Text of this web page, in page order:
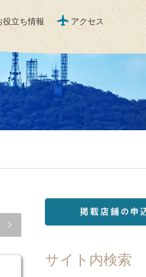
役立ち情報 アクセス

サイト内検索